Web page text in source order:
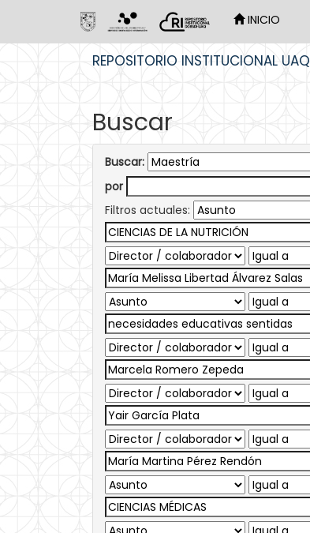
INICIO
REPOSITORIO INSTITUCIONAL UAQ
Buscar
Buscar:
por
Filtros actuales: